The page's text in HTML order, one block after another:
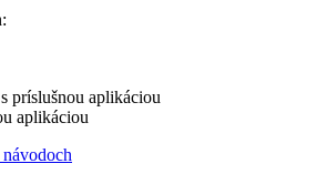
príslušnou aplikáciou
aplikáciou